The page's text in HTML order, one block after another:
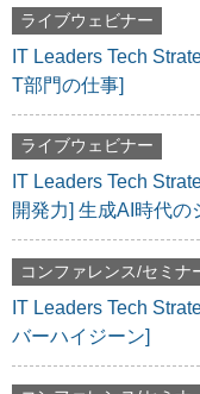
ライブウェビナー
IT Leaders Tech
T部門の仕事]
ライブウェビナー
IT Leaders Tech
開発力] 生成AI時代の
コンファレンス/セミナ
IT Leaders Tech
バーハイジーン]